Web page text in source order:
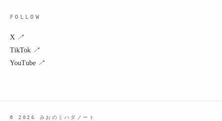
FOLLOW
X ↗
TikTok ↗
YouTube ↗
© 2026 みおのミハダノート